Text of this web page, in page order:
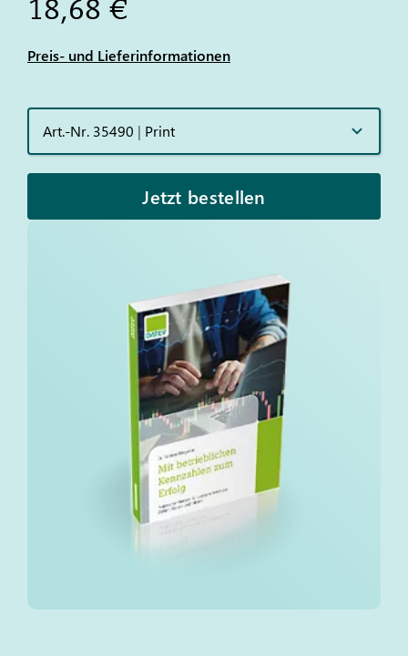
18,68 €
Preis- und Lieferinformationen
Art.-Nr. 35490 | Print
Jetzt bestellen